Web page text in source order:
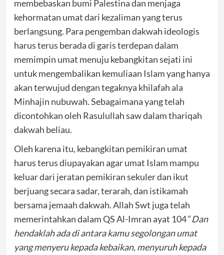
membebaskan bumi Palestina dan menjaga
kehormatan umat dari kezaliman yang terus
berlangsung. Para pengemban dakwah ideologis
harus terus berada di garis terdepan dalam
memimpin umat menuju kebangkitan sejati ini
untuk mengembalikan kemuliaan Islam yang hanya
akan terwujud dengan tegaknya khilafah ala
Minhajin nubuwah. Sebagaimana yang telah
dicontohkan oleh Rasulullah saw dalam thariqah
dakwah beliau.
Oleh karena itu, kebangkitan pemikiran umat
harus terus diupayakan agar umat Islam mampu
keluar dari jeratan pemikiran sekuler dan ikut
berjuang secara sadar, terarah, dan istikamah
bersama jemaah dakwah. Allah Swt juga telah
memerintahkan dalam QS Al-Imran ayat 104 “Dan
hendaklah ada di antara kamu segolongan umat
yang menyeru kepada kebaikan, menyuruh kepada